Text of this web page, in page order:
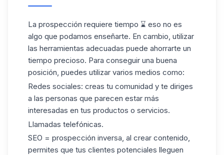
La prospección requiere tiempo ⌛ eso no es
algo que podamos enseñarte. En cambio, utilizar
las herramientas adecuadas puede ahorrarte un
tiempo precioso. Para conseguir una buena
posición, puedes utilizar varios medios como:
Redes sociales: creas tu comunidad y te diriges
a las personas que parecen estar más
interesadas en tus productos o servicios.
Llamadas telefónicas.
SEO = prospección inversa, al crear contenido,
permites que tus clientes potenciales lleguen